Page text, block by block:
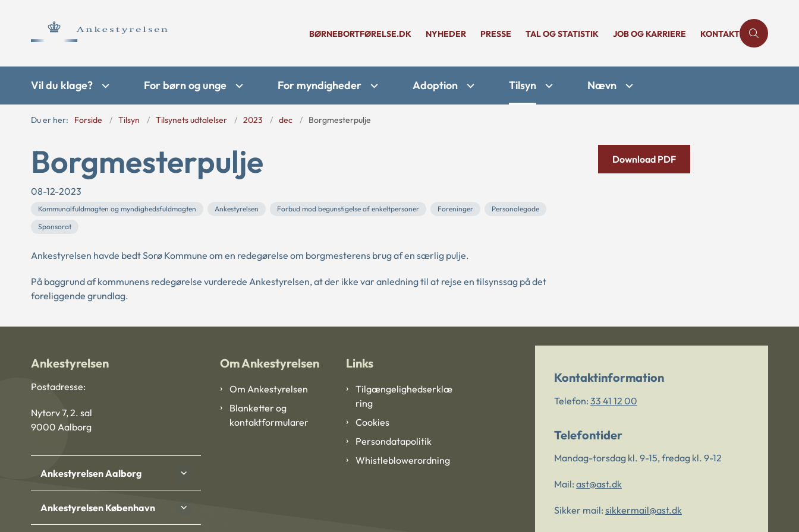
BØRNEBORTFØRELSE.DK NYHEDER PRESSE TAL OG STATISTIK JOB OG KARRIERE KONTAKT
Vil du klage? For børn og unge For myndigheder Adoption Tilsyn Nævn
Du er her: Forside Tilsyn Tilsynets udtalelser 2023 dec Borgmesterpulje
Borgmesterpulje
08-12-2023
Kommunalfuldmagten og myndighedsfuldmagten Ankestyrelsen Forbud mod begunstigelse af enkeltpersoner Foreninger
Personalegode
Sponsorat
Ankestyrelsen havde bedt Sorø Kommune om en redegørelse om borgmesterens brug af en særlig pulje.
På baggrund af kommunens redegørelse vurderede Ankestyrelsen, at der ikke var anledning til at rejse en tilsynssag på det
foreliggende grundlag.
Download PDF
Ankestyrelsen
Postadresse:
Nytorv 7, 2. sal
9000 Aalborg
Ankestyrelsen Aalborg
Ankestyrelsen København
Om Ankestyrelsen
Om Ankestyrelsen
Blanketter og
kontaktformularer
Links
Tilgængelighedserklæ
ring
Cookies
Persondatapolitik
Whistleblowerordning
Kontaktinformation
Telefon: 33 41 12 00
Telefontider
Mandag-torsdag kl. 9-15, fredag kl. 9-12
Mail: ast@ast.dk
Sikker mail: sikkermail@ast.dk